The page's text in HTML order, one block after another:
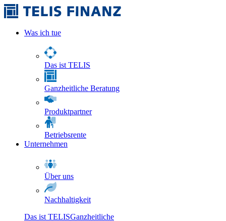
Was ich tue
Das ist TELIS
Ganzheitliche Beratung
Produktpartner
Betriebsrente
Unternehmen
Über uns
Nachhaltigkeit
Das ist TELISGanzheitliche